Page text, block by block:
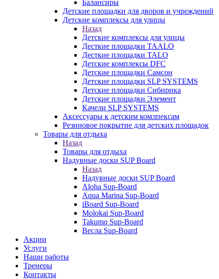
Балансиры
Детские площадки для дворов и учреждений
Детские комплексы для улицы
Назад
Детские комплексы для улицы
Десткие площадки TAALO
Десткие площадки TALO
Детские комплексы DFC
Детские площадки Самсон
Детские площадки SLP SYSTEMS
Детские площадки Сибирика
Детские площадки Элемент
Качели SLP SYSTEMS
Аксессуары к детским комлпексам
Резиновое покрытие для детских площадок
Товары для отдыха
Назад
Товары для отдыха
Надувные доски SUP Board
Назад
Надувные доски SUP Board
Aloha Sup-Board
Aqua Marina Sup-Board
iBoard Sup-Board
Molokai Sup-Board
Takumo Sup-Board
Весла Sup-Board
Акции
Услуги
Наши работы
Тренеры
Контакты